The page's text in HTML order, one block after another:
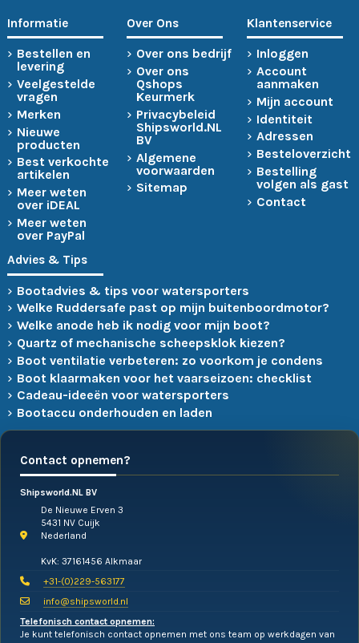
Informatie
Bestellen en
levering
Veelgestelde
vragen
Merken
Nieuwe
producten
Best verkochte
artikelen
Meer weten
over iDEAL
Meer weten
over PayPal
Over Ons
Over ons bedrijf
Over ons
Qshops
Keurmerk
Privacybeleid
Shipsworld.NL
BV
Algemene
voorwaarden
Sitemap
Klantenservice
Inloggen
Account
aanmaken
Mijn account
Identiteit
Adressen
Besteloverzicht
Bestelling
volgen als gast
Contact
Advies & Tips
Bootadvies & tips voor watersporters
Welke Ruddersafe past op mijn buitenboordmotor?
Welke anode heb ik nodig voor mijn boot?
Quartz of mechanische scheepsklok kiezen?
Boot ventilatie verbeteren: zo voorkom je condens
Boot klaarmaken voor het vaarseizoen: checklist
Cadeau-ideeën voor watersporters
Bootaccu onderhouden en laden
Contact opnemen?
Shipsworld.NL BV
De Nieuwe Erven 3
5431 NV Cuijk
Nederland
KvK: 37161456 Alkmaar
+31-(0)229-563177
info@shipsworld.nl
Telefonisch contact opnemen:
Je kunt telefonisch contact opnemen met ons team op werkdagen van